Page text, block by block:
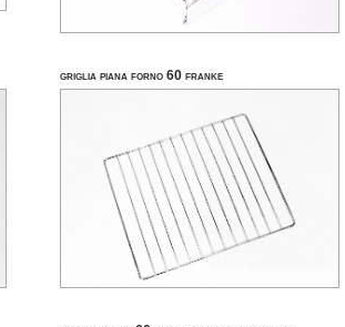
griglia piana forno 60 franke